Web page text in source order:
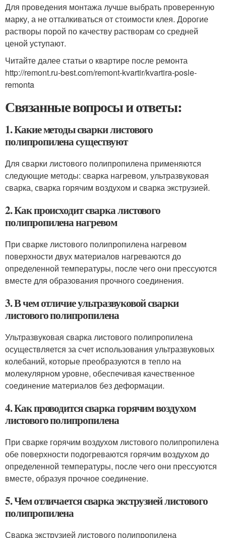
Для проведения монтажа лучше выбрать проверенную
марку, а не отталкиваться от стоимости клея. Дорогие
растворы порой по качеству растворам со средней
ценой уступают.
Читайте далее статьи о квартире после ремонта
http://remont.ru-best.com/remont-kvartir/kvartira-posle-
remonta
Связанные вопросы и ответы:
1. Какие методы сварки листового
полипропилена существуют
Для сварки листового полипропилена применяются
следующие методы: сварка нагревом, ультразвуковая
сварка, сварка горячим воздухом и сварка экструзией.
2. Как происходит сварка листового
полипропилена нагревом
При сварке листового полипропилена нагревом
поверхности двух материалов нагреваются до
определенной температуры, после чего они прессуются
вместе для образования прочного соединения.
3. В чем отличие ультразвуковой сварки
листового полипропилена
Ультразвуковая сварка листового полипропилена
осуществляется за счет использования ультразвуковых
колебаний, которые преобразуются в тепло на
молекулярном уровне, обеспечивая качественное
соединение материалов без деформации.
4. Как проводится сварка горячим воздухом
листового полипропилена
При сварке горячим воздухом листового полипропилена
обе поверхности подогреваются горячим воздухом до
определенной температуры, после чего они прессуются
вместе, образуя прочное соединение.
5. Чем отличается сварка экструзией листового
полипропилена
Сварка экструзией листового полипропилена